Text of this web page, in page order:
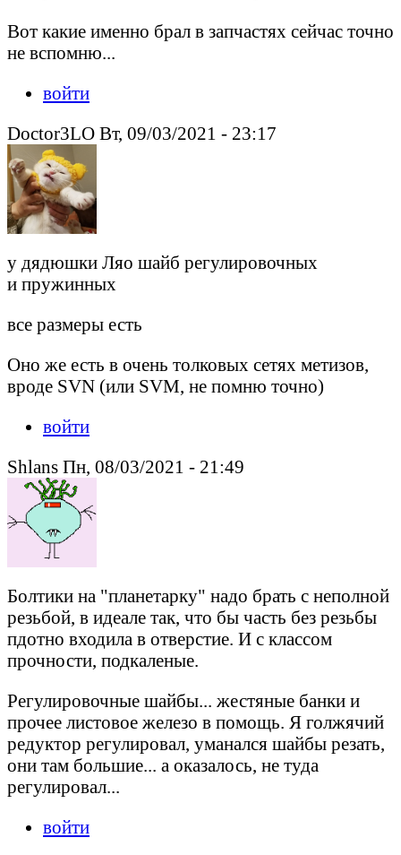
Вот какие именно брал в запчастях сейчас точно
не вспомню...
войти
Doctor3LO Вт, 09/03/2021 - 23:17
у дядюшки Ляо шайб регулировочных
и пружинных
все размеры есть
Оно же есть в очень толковых сетях метизов,
вроде SVN (или SVM, не помню точно)
войти
Shlans Пн, 08/03/2021 - 21:49
Болтики на "планетарку" надо брать с неполной
резьбой, в идеале так, что бы часть без резьбы
пдотно входила в отверстие. И с классом
прочности, подкаленые.
Регулировочные шайбы... жестяные банки и
прочее листовое железо в помощь. Я голжячий
редуктор регулировал, уманался шайбы резать,
они там большие... а оказалось, не туда
регулировал...
войти